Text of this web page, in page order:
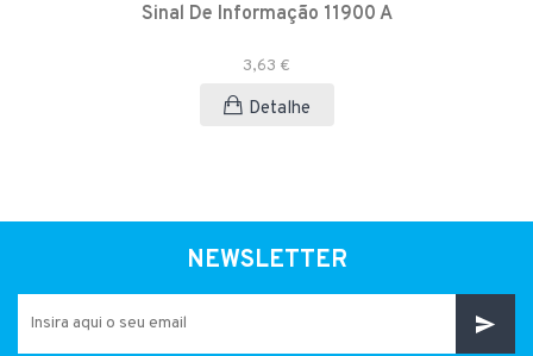
Sinal De Informação 11900 A
3,63 €
Detalhe
NEWSLETTER